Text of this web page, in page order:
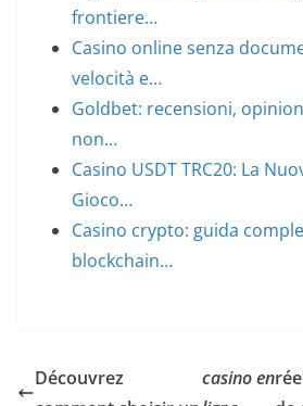
frontiere…
Casino online senza
velocità e…
Goldbet: recensioni,
non…
Casino USDT TRC20: La
Gioco…
Casino crypto: guida
blockchain…
Découvrez
casino en